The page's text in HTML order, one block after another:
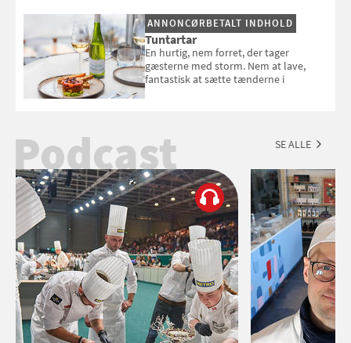
ANNONCØRBETALT INDHOLD
Tuntartar
En hurtig, nem forret, der tager
gæsterne med storm. Nem at lave,
fantastisk at sætte tænderne i
Podcast SE ALLE